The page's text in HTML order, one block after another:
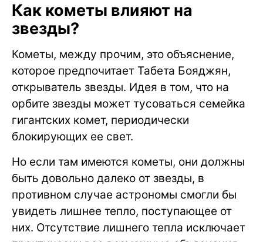
Как кометы влияют на
звезды?
Кометы, между прочим, это объяснение,
которое предпочитает Табета Бояджян,
открыватель звезды. Идея в том, что на
орбите звезды может тусоваться семейка
гигантских комет, периодически
блокирующих ее свет.
Но если там имеются кометы, они должны
быть довольно далеко от звезды, в
противном случае астрономы смогли бы
увидеть лишнее тепло, поступающее от
них. Отсутствие лишнего тепла исключает